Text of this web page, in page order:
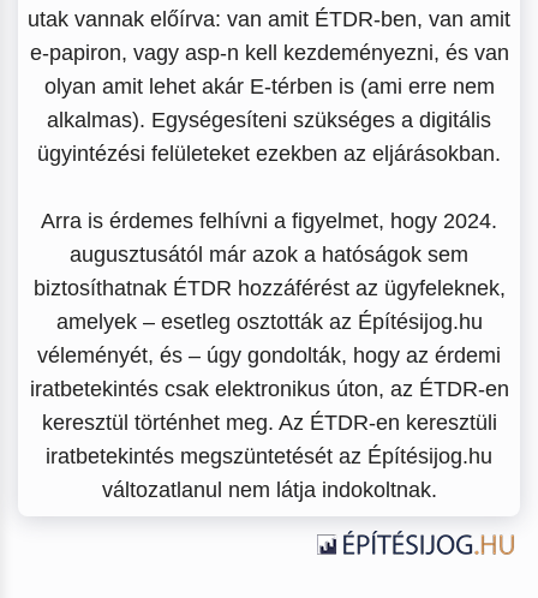
utak vannak előírva: van amit ÉTDR-ben, van amit
e-papiron, vagy asp-n kell kezdeményezni, és van
olyan amit lehet akár E-térben is (ami erre nem
alkalmas). Egységesíteni szükséges a digitális
ügyintézési felületeket ezekben az eljárásokban.
Arra is érdemes felhívni a figyelmet, hogy 2024.
augusztusától már azok a hatóságok sem
biztosíthatnak ÉTDR hozzáférést az ügyfeleknek,
amelyek – esetleg osztották az Építésijog.hu
véleményét, és – úgy gondolták, hogy az érdemi
iratbetekintés csak elektronikus úton, az ÉTDR-en
keresztül történhet meg. Az ÉTDR-en keresztüli
iratbetekintés megszüntetését az Építésijog.hu
változatlanul nem látja indokoltnak.